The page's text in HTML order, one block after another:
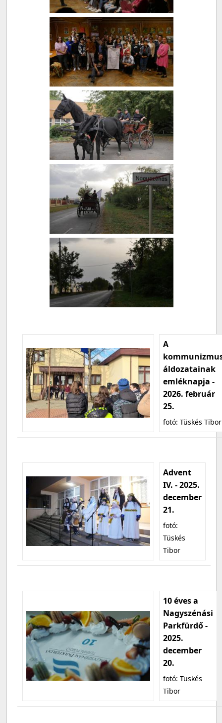
A
áldozatainak
emléknapja -
2026. február
25.
fotó: Tüskés Tibor
Advent
IV. - 2025.
december
21.
fotó:
Tüskés
Tibor
10 éves a
Nagyszénási
Parkfürdő -
2025.
december
20.
fotó: Tüskés
Tibor